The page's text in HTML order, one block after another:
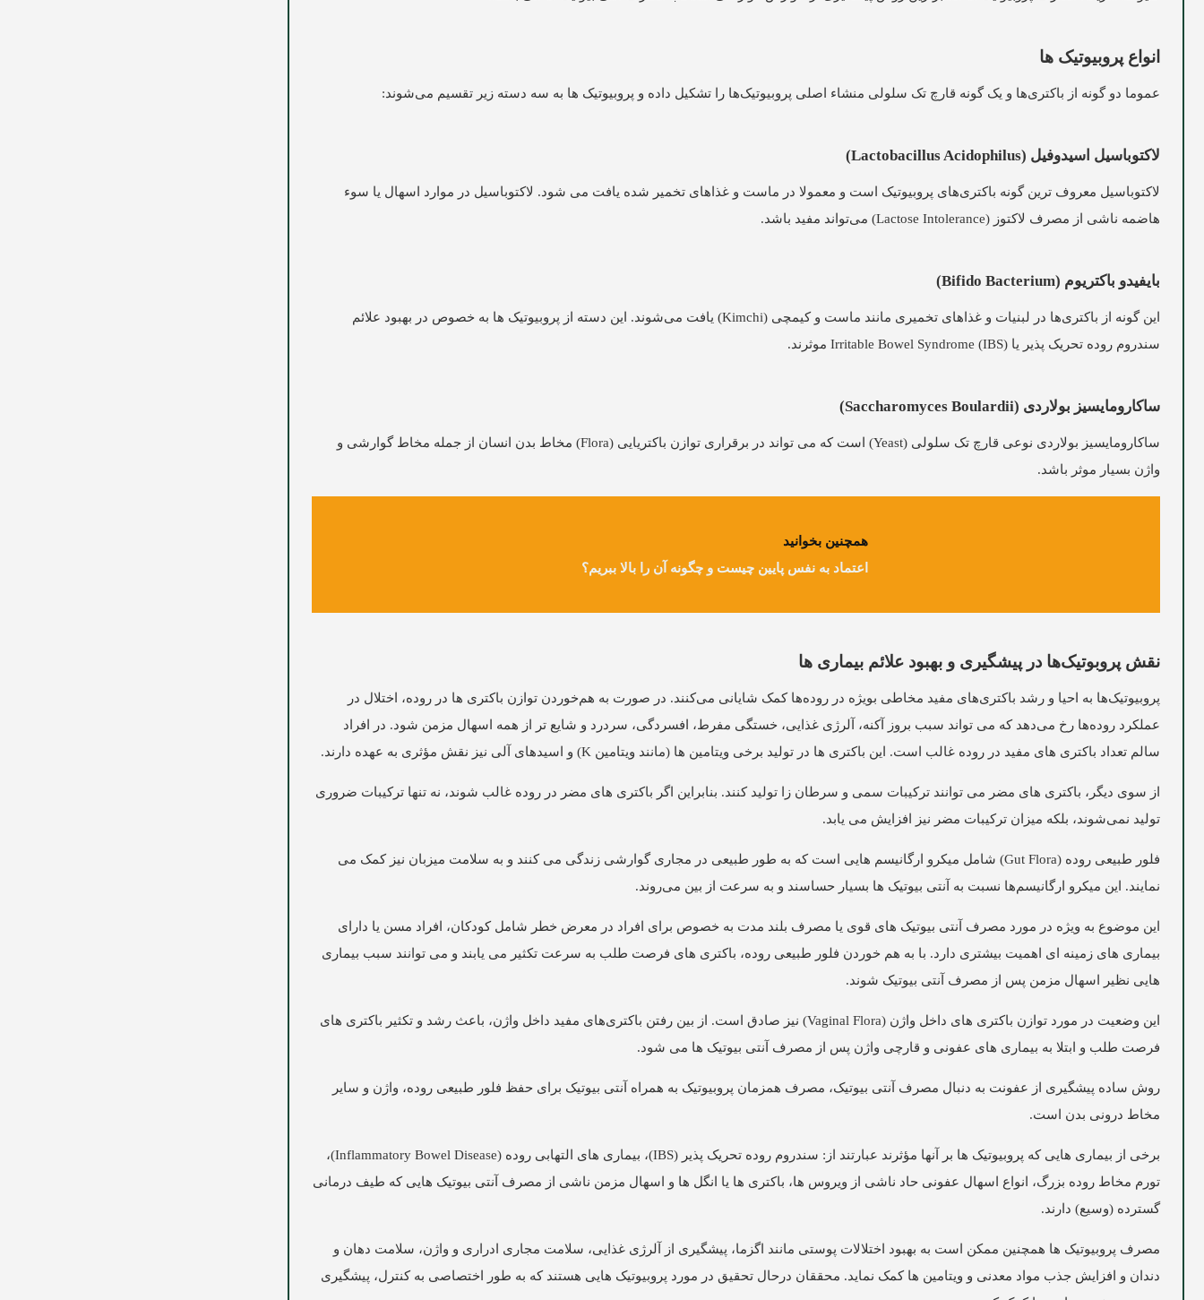
انواع پروبیوتیک ها
عموما دو گونه از باکتری‌ها و یک گونه قارچ تک سلولی منشاء اصلی پروبیوتیک‌ها را تشکیل داده و پروبیوتیک ها به سه دسته زیر تقسیم می‌شوند:
لاکتوباسیل اسیدوفیل (Lactobacillus Acidophilus)
لاکتوباسیل معروف ترین گونه باکتری‌های پروبیوتیک است و معمولا در ماست و غذاهای تخمیر شده یافت می شود. لاکتوباسیل در موارد اسهال یا سوء
هاضمه ناشی از مصرف لاکتوز (Lactose Intolerance) می‌تواند مفید باشد.
بایفیدو باکتریوم (Bifido Bacterium)
این گونه از باکتری‌ها در لبنیات و غذاهای تخمیری مانند ماست و کیمچی (Kimchi) یافت می‌شوند. این دسته از پروبیوتیک ها به خصوص در بهبود علائم
سندروم روده تحریک پذیر یا Irritable Bowel Syndrome (IBS) موثرند.
ساکارومایسیز بولاردی (Saccharomyces Boulardii)
ساکارومایسیز بولاردی نوعی قارچ تک سلولی (Yeast) است که می تواند در برقراری توازن باکتریایی (Flora) مخاط بدن انسان از جمله مخاط گوارشی و
واژن بسیار موثر باشد.
همچنین بخوانید
اعتماد به نفس پایین چیست و چگونه آن را بالا ببریم؟
نقش پروبوتیک‌ها در پیشگیری و بهبود علائم بیماری ها
پروبیوتیک‌ها به احیا و رشد باکتری‌های مفید مخاطی بویژه در روده‌ها کمک شایانی می‌کنند. در صورت به هم‌خوردن توازن باکتری ها در روده، اختلال در
عملکرد روده‌ها رخ می‌دهد که می تواند سبب بروز آکنه، آلرژی غذایی، خستگی مفرط، افسردگی، سردرد و شایع تر از همه اسهال مزمن شود. در افراد
سالم تعداد باکتری های مفید در روده غالب است. این باکتری ها در تولید برخی ویتامین ها (مانند ویتامین K) و اسیدهای آلی نیز نقش مؤثری به عهده دارند.
از سوی دیگر، باکتری های مضر می توانند ترکیبات سمی و سرطان زا تولید کنند. بنابراین اگر باکتری های مضر در روده غالب شوند، نه تنها ترکیبات ضروری
تولید نمی‌شوند، بلکه میزان ترکیبات مضر نیز افزایش می یابد.
فلور طبیعی روده (Gut Flora) شامل میکرو ارگانیسم هایی است که به طور طبیعی در مجاری گوارشی زندگی می کنند و به سلامت میزبان نیز کمک می
نمایند. این میکرو ارگانیسم‌ها نسبت به آنتی بیوتیک ها بسیار حساسند و به سرعت از بین می‌روند.
این موضوع به ویژه در مورد مصرف آنتی بیوتیک های قوی یا مصرف بلند مدت به خصوص برای افراد در معرض خطر شامل کودکان، افراد مسن یا دارای
بیماری های زمینه ای اهمیت بیشتری دارد. با به هم خوردن فلور طبیعی روده، باکتری های فرصت طلب به سرعت تکثیر می یابند و می توانند سبب بیماری
هایی نظیر اسهال مزمن پس از مصرف آنتی بیوتیک شوند.
این وضعیت در مورد توازن باکتری های داخل واژن (Vaginal Flora) نیز صادق است. از بین رفتن باکتری‌های مفید داخل واژن، باعث رشد و تکثیر باکتری های
فرصت طلب و ابتلا به بیماری های عفونی و قارچی واژن پس از مصرف آنتی بیوتیک ها می شود.
روش ساده پیشگیری از عفونت‌ به دنبال مصرف آنتی بیوتیک، مصرف همزمان پروبیوتیک به همراه آنتی بیوتیک برای حفظ فلور طبیعی روده، واژن و سایر
مخاط درونی بدن است.
برخی از بیماری هایی که پروبیوتیک ها بر آنها مؤثرند عبارتند از: سندروم روده تحریک پذیر (IBS)، بیماری های التهابی روده (Inflammatory Bowel Disease)،
تورم مخاط روده بزرگ، انواع اسهال عفونی حاد ناشی از ویروس ها، باکتری ها یا انگل ها و اسهال مزمن ناشی از مصرف آنتی بیوتیک هایی که طیف درمانی
گسترده (وسیع) دارند.
مصرف پروبیوتیک ها همچنین ممکن است به بهبود اختلالات پوستی مانند اگزما، پیشگیری از آلرژی غذایی، سلامت مجاری ادراری و واژن، سلامت دهان و
دندان و افزایش جذب مواد معدنی و ویتامین ها کمک نماید. محققان درحال تحقیق در مورد پروبیوتیک هایی هستند که به طور اختصاصی به کنترل، پیشگیری